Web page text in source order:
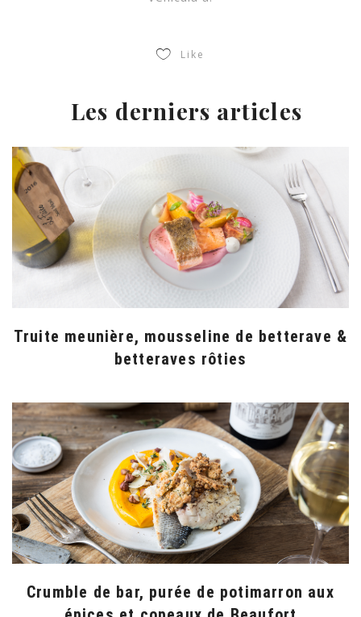
Like
Les derniers articles
Truite meunière, mousseline de betterave &
betteraves rôties
Crumble de bar, purée de potimarron aux